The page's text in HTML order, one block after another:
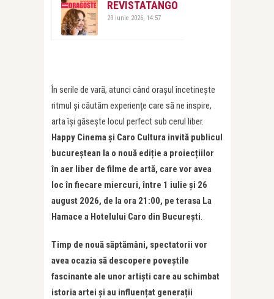
REVISTATANGO
29 iunie 2026, 14:57
În serile de vară, atunci când orașul încetinește
ritmul și căutăm experiențe care să ne inspire,
arta își găsește locul perfect sub cerul liber.
Happy Cinema și Caro Cultura invită publicul
bucureștean la o nouă ediție a proiecțiilor
în aer liber de filme de artă, care vor avea
loc în fiecare miercuri, între 1 iulie și 26
august 2026, de la ora 21:00, pe terasa La
Hamace a Hotelului Caro din București.
Timp de nouă săptămâni, spectatorii vor
avea ocazia să descopere poveștile
fascinante ale unor artiști care au schimbat
istoria artei și au influențat generații